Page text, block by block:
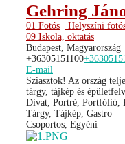
Gehring
01 Fotós Helyszíni
09 Iskola, oktatás
Budapest, Magyarország
+36305151100
E-mail
Sziasztok! Az ország
tárgy, tájkép és
Divat, Portré, Portfólió,
Tárgy, Tájkép, Gastro
Csoportos, Egyéni